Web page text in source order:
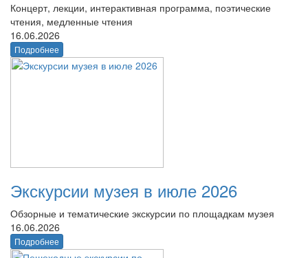
Концерт, лекции, интерактивная программа, поэтические
чтения, медленные чтения
16.06.2026
Подробнее
Экскурсии музея в июле 2026
Обзорные и тематические экскурсии по площадкам музея
16.06.2026
Подробнее